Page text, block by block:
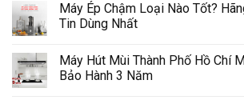
Máy Ép Chậm Loại Nào Tốt?
Tin Dùng Nhất
Máy Hút Mùi Thành Phố Hồ Chí
Bảo Hành 3 Năm